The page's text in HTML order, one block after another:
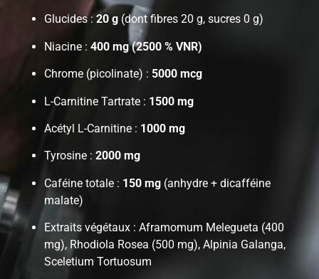
Glucides :20 g (dont fibres 20 g, sucres 0 g)
Niacine :400 mg (2500 % VNR)
Chrome (picolinate) : 5000 mcg
L-Carnitine Tartrate : 1500 mg
Acétyl L-Carnitine : 1000 mg
Tyrosine :2000 mg
Caféine totale : 150 mg (anhydre + dicafféine
malate)
Extraits végétaux : Aframomum Melegueta (400
mg), Rhodiola Rosea (500 mg), Alpinia Galanga,
Sceletium Tortuosum